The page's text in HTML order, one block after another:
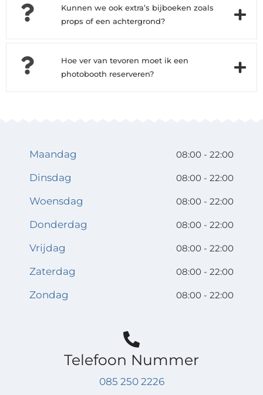
Kunnen we ook extra’s bijboeken zoals
props of een achtergrond?
Hoe ver van tevoren moet ik een
photobooth reserveren?
Maandag 08:00 - 22:00
Dinsdag 08:00 - 22:00
Woensdag 08:00 - 22:00
Donderdag 08:00 - 22:00
Vrijdag 08:00 - 22:00
Zaterdag 08:00 - 22:00
Zondag 08:00 - 22:00
Telefoon Nummer
085 250 2226